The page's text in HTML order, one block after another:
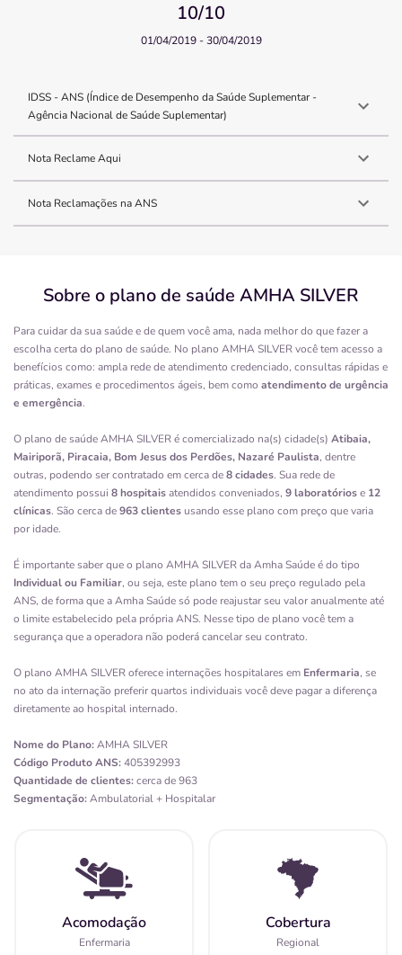
10/10
01/04/2019 - 30/04/2019
IDSS - ANS (Índice de Desempenho da Saúde Suplementar -
Agência Nacional de Saúde Suplementar)
Nota Reclame Aqui
Nota Reclamações na ANS
Sobre o plano de saúde AMHA SILVER
Para cuidar da sua saúde e de quem você ama, nada melhor do que fazer a
escolha certa do plano de saúde. No plano AMHA SILVER você tem acesso a
benefícios como: ampla rede de atendimento credenciado, consultas rápidas e
práticas, exames e procedimentos ágeis, bem como atendimento de urgência
e emergência.
O plano de saúde AMHA SILVER é comercializado na(s) cidade(s) Atibaia,
Mairiporã, Piracaia, Bom Jesus dos Perdões, Nazaré Paulista, dentre
outras, podendo ser contratado em cerca de8 cidades. Sua rede de
atendimento possui 8 hospitaisatendidos conveniados, 9 laboratóriose 12
clínicas. São cerca de963 clientes usando esse plano com preço que varia
por idade.
É importante saber que o plano AMHA SILVER da Amha Saúde é do tipo
Individual ou Familiar, ou seja, este plano tem o seu preço regulado pela
ANS, de forma que a Amha Saúde só pode reajustar seu valor anualmente até
o limite estabelecido pela própria ANS. Nesse tipo de plano você tem a
segurança que a operadora não poderá cancelar seu contrato.
O plano AMHA SILVER oferece internações hospitalares em Enfermaria, se
no ato da internação preferir quartos individuais você deve pagar a diferença
diretamente ao hospital internado.
Nome do Plano:AMHA SILVER
Código Produto ANS:405392993
Quantidade de clientes:cerca de 963
Segmentação:Ambulatorial + Hospitalar
Acomodação
Enfermaria
Cobertura
Regional